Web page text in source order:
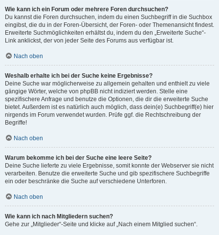
Wie kann ich ein Forum oder mehrere Foren durchsuchen?
Du kannst die Foren durchsuchen, indem du einen Suchbegriff in die Suchbox
eingibst, die du in der Foren-Übersicht, der Foren- oder Themenansicht findest.
Erweiterte Suchmöglichkeiten erhältst du, indem du den „Erweiterte Suche“-
Link anklickst, der von jeder Seite des Forums aus verfügbar ist.
Nach oben
Weshalb erhalte ich bei der Suche keine Ergebnisse?
Deine Suche war möglicherweise zu allgemein gehalten und enthielt zu viele
gängige Wörter, welche von phpBB nicht indiziert werden. Stelle eine
spezifischere Anfrage und benutze die Optionen, die dir die erweiterte Suche
bietet. Außerdem ist es natürlich auch möglich, dass dein(e) Suchbegriff(e) hier
nirgends im Forum verwendet wurden. Prüfe ggf. die Rechtschreibung der
Begriffe!
Nach oben
Warum bekomme ich bei der Suche eine leere Seite?
Deine Suche lieferte zu viele Ergebnisse, somit konnte der Webserver sie nicht
verarbeiten. Benutze die erweiterte Suche und gib spezifischere Suchbegriffe
ein oder beschränke die Suche auf verschiedene Unterforen.
Nach oben
Wie kann ich nach Mitgliedern suchen?
Gehe zur „Mitglieder“-Seite und klicke auf „Nach einem Mitglied suchen“.